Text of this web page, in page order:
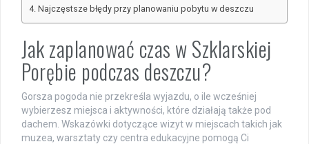
Najczęstsze błędy przy planowaniu pobytu w deszczu
Jak zaplanować czas w Szklarskiej
Porębie podczas deszczu?
Gorsza pogoda nie przekreśla wyjazdu, o ile wcześniej
wybierzesz miejsca i aktywności, które działają także pod
dachem. Wskazówki dotyczące wizyt w miejscach takich jak
muzea, warsztaty czy centra edukacyjne pomogą Ci